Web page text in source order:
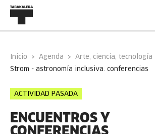
Inicio Agenda
Arte, ciencia, tecnología
strom - astronomía inclusiva. conferencias
ACTIVIDAD PASADA
ENCUENTROS Y